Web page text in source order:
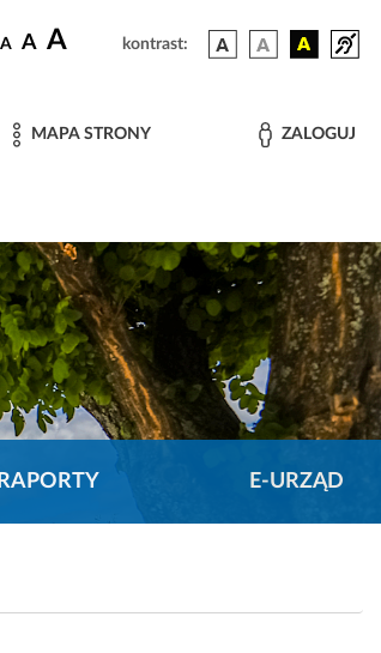
A A A kontrast:
MAPA STRONY ZALOGUJ
E-URZĄD